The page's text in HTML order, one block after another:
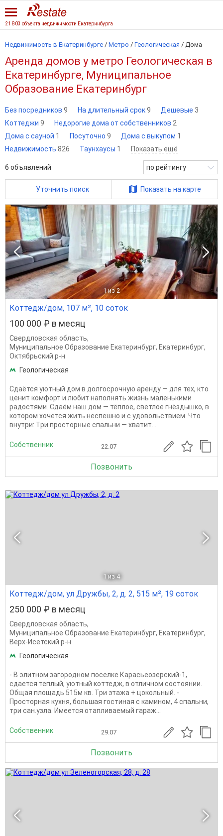
21 803 объекта недвижимости Екатеринбурга
Недвижимость в Екатеринбурге / Метро / Геологическая / Дома
Аренда домов у метро Геологическая в
Екатеринбурге, Муниципальное
Образование Екатеринбург
Без посредников 9 На длительный срок9 Дешевые 3
Коттеджи 9 Недорогие дома от собственников 2
Дома с сауной 1 Посуточно 9 Дома с выкупом 1
Недвижимость 826 Таунхаусы 1 Показать ещё
6 объявлений по рейтингу
Уточнить поиск Показать на карте
1 из 2
Коттедж/дом, 107 м², 10 соток
100 000 ₽ в месяц
Свердловская область,
Муниципальное Образование Екатеринбург, Екатеринбург,
Октябрьский р-н
Геологическая
Сдаётся уютный дом в долгосрочную аренду — для тех, кто
ценит комфорт и любит наполнять жизнь маленькими
радостями. Сдаём наш дом — тёплое, светлое гнёздышко, в
котором хочется жить неспешно и с удовольствием. Что
внутри: Три просторные спальни — хватит...
Собственник 22.07
Позвонить
1 из 4
Коттедж/дом, ул Дружбы, 2, д. 2, 515 м², 19 соток
250 000 ₽ в месяц
Свердловская область,
Муниципальное Образование Екатеринбург, Екатеринбург,
Верх-Исетский р-н
Геологическая
- В элитном загородном поселке Карасьеозерский-1,
сдается теплый, уютный коттедж, в отличном состоянии.
Общая площадь 515м кв. Три этажа + цокольный. -
Просторная кухня, большая гостиная с камином, 4 спальни,
три сан.узла. Имеется отапливаемый гараж...
Собственник 29.07
Позвонить